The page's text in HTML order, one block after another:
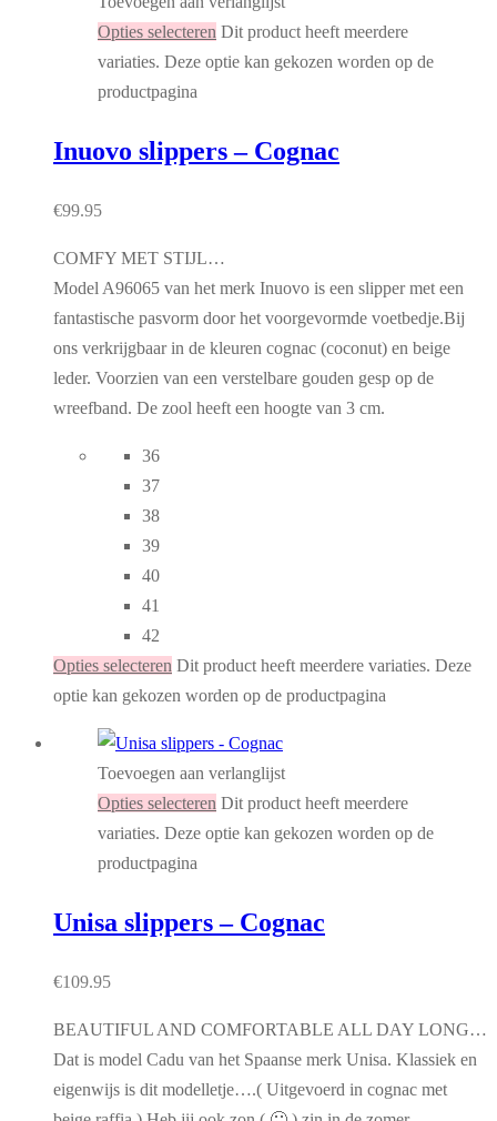
Opties selecteren Dit product heeft meerdere
variaties. Deze optie kan gekozen worden op de
productpagina
Inuovo slippers – Cognac
€99.95
COMFY MET STIJL…
Model A96065 van het merk Inuovo is een slipper met een
fantastische pasvorm door het voorgevormde voetbedje.Bij
ons verkrijgbaar in de kleuren cognac (coconut) en beige
leder. Voorzien van een verstelbare gouden gesp op de
wreefband. De zool heeft een hoogte van 3 cm.
36
37
38
39
40
41
42
Opties selecteren Dit product heeft meerdere variaties. Deze
optie kan gekozen worden op de productpagina
Toevoegen aan verlanglijst
Opties selecteren Dit product heeft meerdere
variaties. Deze optie kan gekozen worden op de
productpagina
Unisa slippers – Cognac
€109.95
BEAUTIFUL AND COMFORTABLE ALL DAY LONG…
Dat is model Cadu van het Spaanse merk Unisa. Klassiek en
eigenwijs is dit modelletje….( Uitgevoerd in cognac met